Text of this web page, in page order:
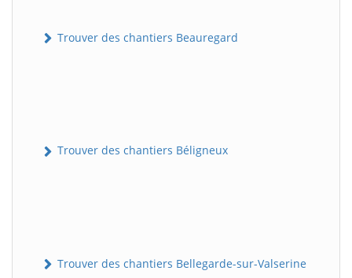
Trouver des chantiers Beauregard
Trouver des chantiers Béligneux
Trouver des chantiers Bellegarde-sur-Valserine